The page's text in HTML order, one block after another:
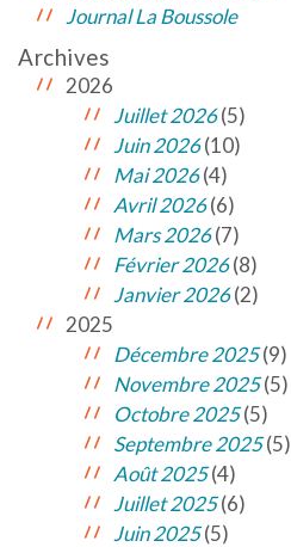
Journal La Boussole
Archives
2026
Juillet 2026(5)
Juin 2026(10)
Mai 2026(4)
Avril 2026(6)
Mars 2026(7)
Février 2026(8)
Janvier 2026(2)
2025
Décembre 2025(9)
Novembre 2025(5)
Octobre 2025(5)
Septembre 2025(5)
Août 2025(4)
Juillet 2025(6)
Juin 2025(5)